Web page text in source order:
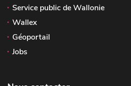
Service public de Wallonie
Wallex
Géoportail
Jobs